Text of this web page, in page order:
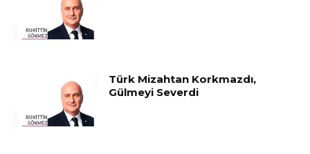
Türk Mizahtan Korkmazdı,
Gülmeyi Severdi